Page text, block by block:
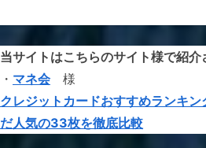
当サイトはこちらのサイト様で紹介
・ マネ会様
クレジットカードおすすめランキ
だ人気の33枚を徹底比較